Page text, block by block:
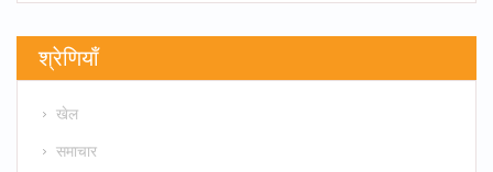
श्रेणियाँ
खेल
समाचार